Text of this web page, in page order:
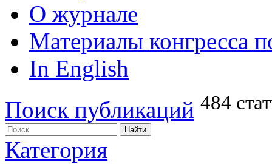
О журнале
Материалы конгресса
In English
Поиск публикаций 484
Категория